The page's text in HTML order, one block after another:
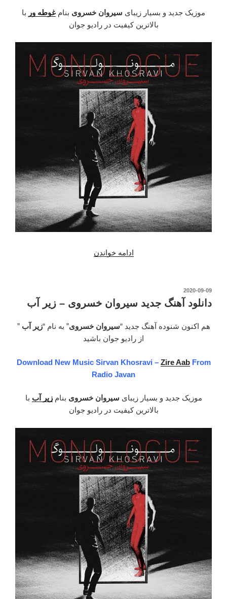
موزیک جدید و بسیار زیبای سیروان خسروی بنام غوطه ور با
بالاترین کیفیت در رادیو جوان
ادامه خواندن
خسروی
غوطه
ور”
نوشته‌شده
2020-09-09
دانلود آهنگ جدید سیروان خسروی – زیر آب
هم اکنون شنوده آهنگ جدید “سیروان خسروی” به نام “زیر آب ”
از رادیو جوان باشید
Download New Music Sirvan Khosravi – Zire AabFrom
Radio Javan
موزیک جدید و بسیار زیبای سیروان خسروی بنام زیر آب با
بالاترین کیفیت در رادیو جوان